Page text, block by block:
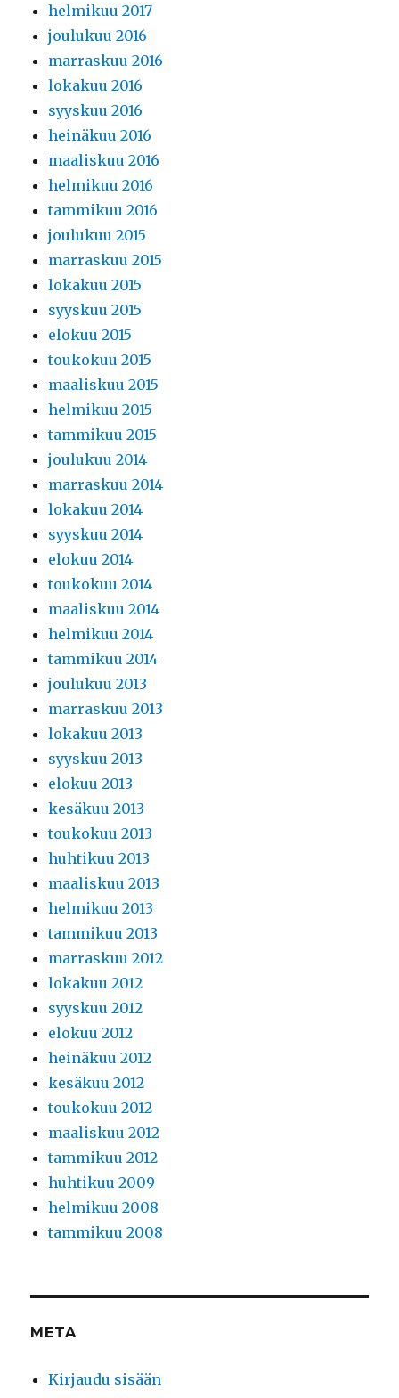
helmikuu 2017
joulukuu 2016
marraskuu 2016
lokakuu 2016
syyskuu 2016
heinäkuu 2016
maaliskuu 2016
helmikuu 2016
tammikuu 2016
joulukuu 2015
marraskuu 2015
lokakuu 2015
syyskuu 2015
elokuu 2015
toukokuu 2015
maaliskuu 2015
helmikuu 2015
tammikuu 2015
joulukuu 2014
marraskuu 2014
lokakuu 2014
syyskuu 2014
elokuu 2014
toukokuu 2014
maaliskuu 2014
helmikuu 2014
tammikuu 2014
joulukuu 2013
marraskuu 2013
lokakuu 2013
syyskuu 2013
elokuu 2013
kesäkuu 2013
toukokuu 2013
huhtikuu 2013
maaliskuu 2013
helmikuu 2013
tammikuu 2013
marraskuu 2012
lokakuu 2012
syyskuu 2012
elokuu 2012
heinäkuu 2012
kesäkuu 2012
toukokuu 2012
maaliskuu 2012
tammikuu 2012
huhtikuu 2009
helmikuu 2008
tammikuu 2008
META
Kirjaudu sisään